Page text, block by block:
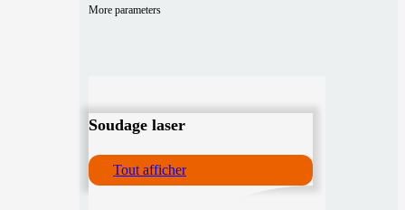
More parameters
Soudage laser
Tout afficher